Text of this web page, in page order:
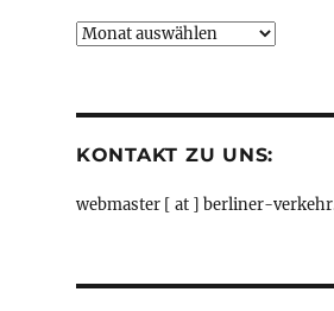
Neuigkeiten
KONTAKT ZU UNS:
webmaster [ at ] berliner-